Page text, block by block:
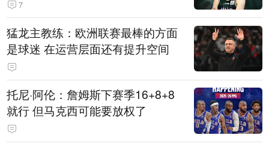
7
猛龙主教练：欧洲联赛最棒的方面
是球迷 在运营层面还有提升空间
托尼·阿伦：詹姆斯下赛季16+8+8
就行 但马克西可能要放权了